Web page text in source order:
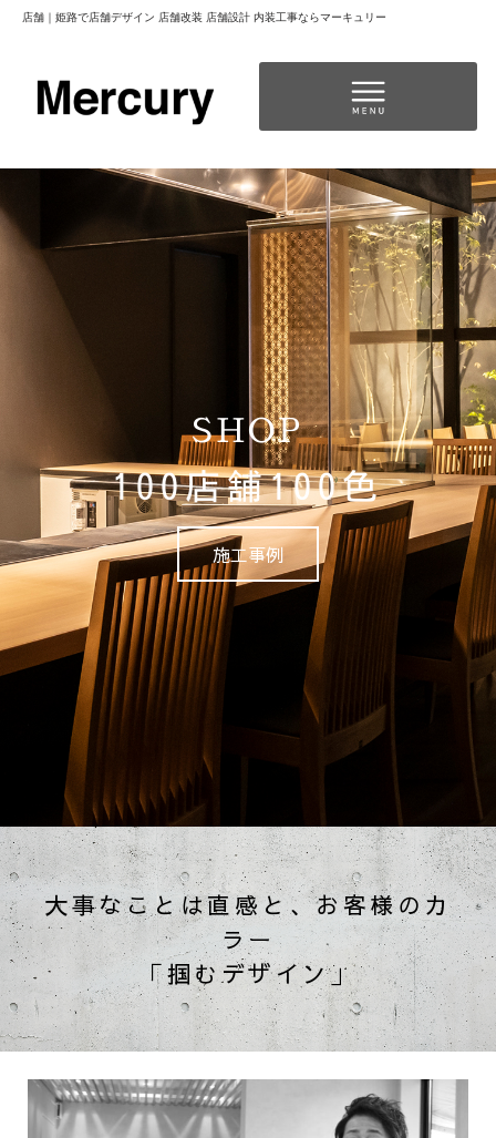
ツ
キ
店舗｜姫路で店舗デザイン 店舗改装 店舗設計 内装工事ならマーキュリー
SHOP
100店舗100色
施工事例
大事なことは直感と、お客様のカ
ラー
「掴むデザイン」